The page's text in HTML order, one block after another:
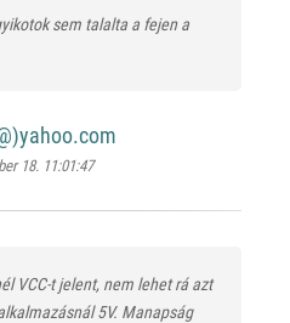
sem talalta a fejen a
yahoo.com
18. 11:01:47
VCC-t jelent, nem lehet rá azt
5V. Manapság